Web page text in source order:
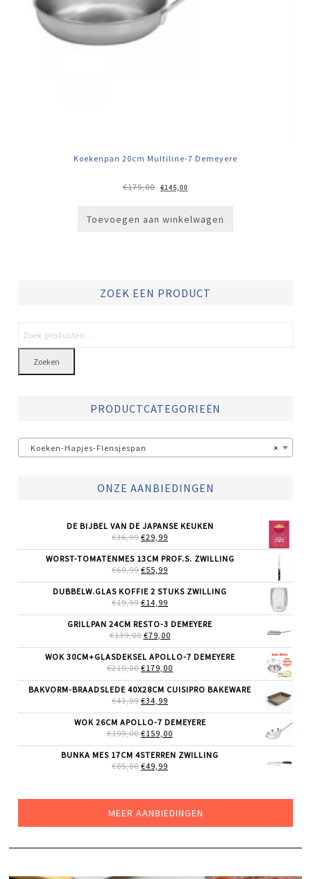
Koekenpan 20cm Multiline-7 Demeyere
€179,00
Oorspronkelijke
prijs
€145,00
prijs
Toevoegen aan winkelwagen
ZOEK EEN PRODUCT
Zoeken
PRODUCTCATEGORIEËN
×
Koeken-Hapjes-Flensjespan
ONZE AANBIEDINGEN
DE BIJBEL VAN DE JAPANSE KEUKEN
€36,99 OORSPRONKELIJKE
WAS:
€36,99.
€29,99
IS:
WORST-TOMATENMES 13CM PROF.S. ZWILLING
€69,99 OORSPRONKELIJKE
WAS:
€69,99.
€55,99
IS:
DUBBELW.GLAS KOFFIE 2 STUKS ZWILLING
€19,99 OORSPRONKELIJKE
WAS:
€19,99.
€14,99
IS:
€14,99.
GRILLPAN 24CM RESTO-3 DEMEYERE
€139,00 OORSPRONKELIJKE
WAS:
€139,00.
€79,00HUIDIGE
IS:
€79,00.
WOK 30CM+GLASDEKSEL APOLLO-7 DEMEYERE
€219,00 OORSPRONKELIJKE
WAS:
€219,00.
€179,00
IS:
BAKVORM-BRAADSLEDE 40X28CM CUISIPRO BAKEWARE
€43,99 OORSPRONKELIJKE
WAS:
€43,99.
€34,99
IS:
€34,99.
WOK 26CM APOLLO-7 DEMEYERE
€199,00 OORSPRONKELIJKE
WAS:
€199,00.
€159,00
IS:
BUNKA MES 17CM 4STERREN ZWILLING
€85,00 OORSPRONKELIJKE
€49,99
MEER AANBIEDINGEN